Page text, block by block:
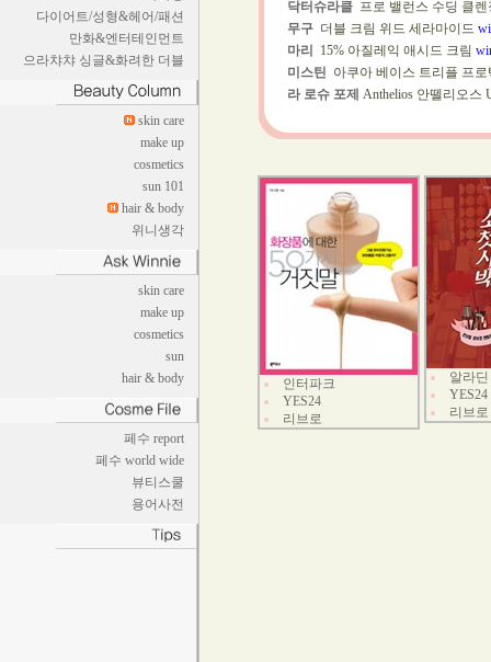
다이어트/성형&헤어/패션
만화&엔터테인먼트
으라챠챠 싱글&화려한 더블
skin care
make up
cosmetics
sun 101
hair & body
위니생각
skin care
make up
cosmetics
sun
hair & body
페수 report
페수 world wide
뷰티스쿨
용어사전
닥터슈라클 프로 밸런스 수딩 클
무구 더블 크림 위드 세라마이드
마리
15% 아질레익 애시드 크림
미스틴 아쿠아 베이스 트리플 프
라 로슈 포제 Anthelios 안뗄리오스
인터파크
YES24
리브로
알라딘
YES24
리브로